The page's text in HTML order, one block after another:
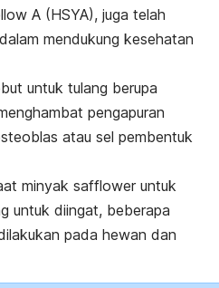
A (HSYA), juga telah
mendukung kesehatan
untuk tulang berupa
pengapuran
atau sel pembentuk
minyak safflower untuk
untuk diingat, beberapa
pada hewan dan